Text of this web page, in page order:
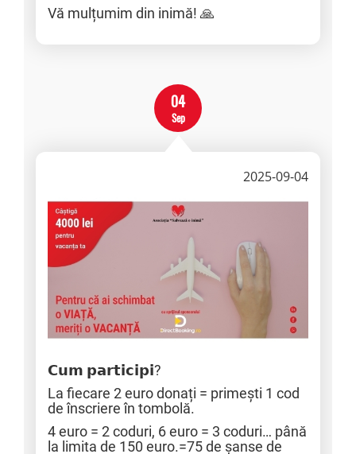
Vă mulțumim din inimă! 🙏
04
Sep
2025-09-04
𝗖𝘂𝗺 𝗽𝗮𝗿𝘁𝗶𝗰𝗶𝗽𝗶?
La fiecare 2 euro donați = primești 1 cod
de înscriere în tombolă.
4 euro = 2 coduri, 6 euro = 3 coduri… până
la limita de 150 euro.=75 de șanse de